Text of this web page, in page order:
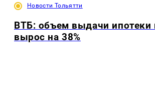
Новости Тольятти
ВТБ: объем выдачи ипотеки
вырос на 38%